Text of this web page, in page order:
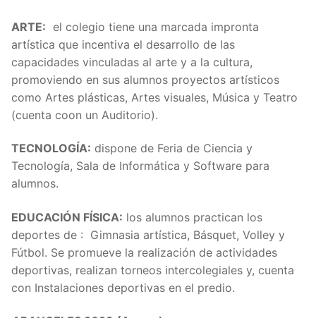
ARTE: el colegio tiene una marcada impronta
artística que incentiva el desarrollo de las
capacidades vinculadas al arte y a la cultura,
promoviendo en sus alumnos proyectos artísticos
como Artes plásticas, Artes visuales, Música y Teatro
(cuenta coon un Auditorio).
TECNOLOGÍA: dispone de Feria de Ciencia y
Tecnología, Sala de Informática y Software para
alumnos.
EDUCACIÓN FÍSICA: los alumnos practican los
deportes de : Gimnasia artística, Básquet, Volley y
Fútbol. Se promueve la realización de actividades
deportivas, realizan torneos intercolegiales y, cuenta
con Instalaciones deportivas en el predio.